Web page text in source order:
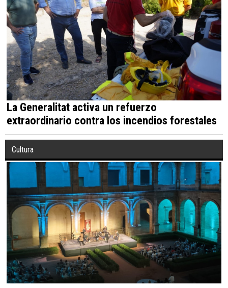
La Generalitat activa un refuerzo
extraordinario contra los incendios forestales
Cultura